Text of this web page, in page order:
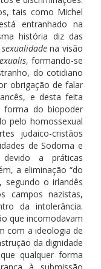
tais como Michel
entranhado na
história diz das
na visão
, formando-se
do cotidiano
obrigação de falar
e desta feita
forma do biopoder
pelo homossexual
judaico-cristãos
de Sodoma e
devido a práticas
a eliminação “do
segundo o irlandês
campos nazistas,
da intolerância.
que incomodavam
com a ideologia de
da dignidade
qualquer forma